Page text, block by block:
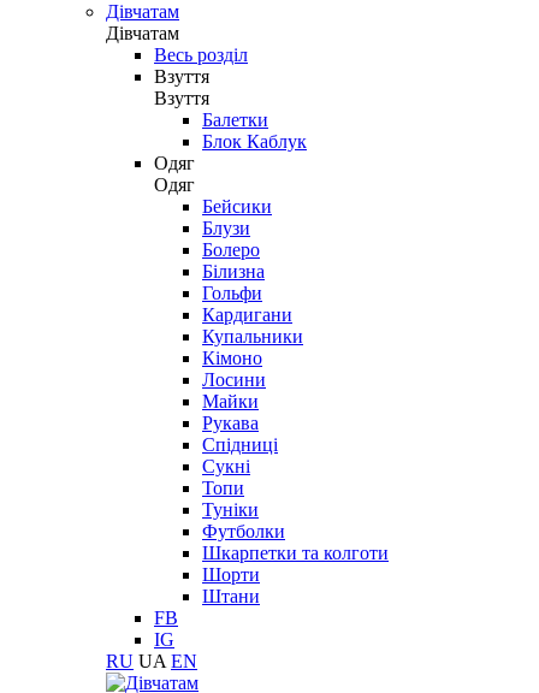
Дівчатам
Дівчатам
Весь розділ
Взуття
Взуття
Балетки
Блок Каблук
Одяг
Одяг
Бейсики
Блузи
Болеро
Білизна
Гольфи
Кардигани
Купальники
Кімоно
Лосини
Майки
Рукава
Спідниці
Сукні
Топи
Туніки
Футболки
Шкарпетки та колготи
Шорти
Штани
FB
IG
RU UA EN